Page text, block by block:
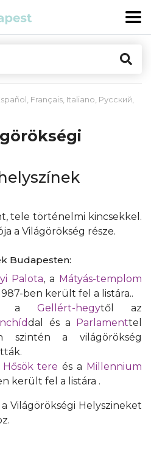
, Français, Italiano, Русский,
tele történelmi kincsekkel.
a Világörökség része.
Budapesten:
Palota, a Mátyás-templom
ben került fel a listára..
a Gellért-hegytől az
dal és a Parlamenttel
szintén a világörökség
Hősök tere és a Millennium
került fel a listára .
Világörökségi Helyszineket